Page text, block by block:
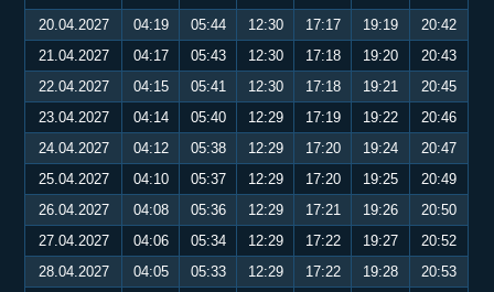
20.04.2027
04:19 05:44 12:30 17:17 19:19
20:42
21.04.2027
04:17 05:43 12:30 17:18 19:20
20:43
22.04.2027
04:15 05:41 12:30 17:18 19:21
20:45
23.04.2027
04:14 05:40 12:29 17:19 19:22
20:46
24.04.2027
04:12 05:38 12:29 17:20 19:24
20:47
25.04.2027
04:10 05:37 12:29 17:20 19:25
20:49
26.04.2027
04:08 05:36 12:29 17:21 19:26
20:50
27.04.2027
04:06 05:34 12:29 17:22 19:27
20:52
28.04.2027
04:05 05:33 12:29 17:22 19:28
20:53